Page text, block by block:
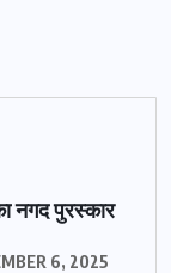
नगद पुरस्कार
6, 2025